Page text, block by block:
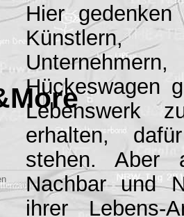
Hier
Künstlern,
Hückeswagen
Lebenswerk
erhalten,
stehen. Aber
Nachbar und
ihrer Lebens-